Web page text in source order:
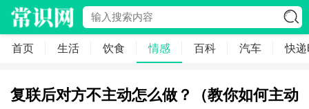
首页 生活 饮食 情感 百科 汽车 快
复联后对方不主动怎么做？（教你如何主动